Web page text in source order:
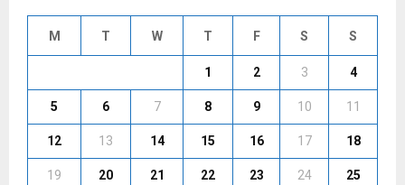
M T W T F S S
1 2 3 4
5 6 7 8 9 10 11
12 13 14 15 16 17 18
19 20 21 22 23 24 25